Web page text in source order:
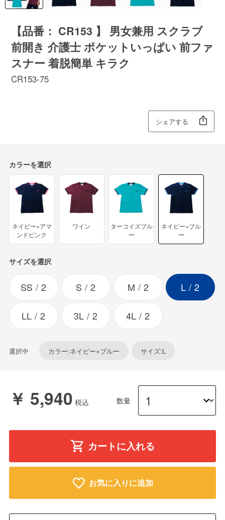
【品番： CR153 】 男女兼用 スクラブ
前開き 介護士 ポケットいっぱい 前ファ
スナー 着脱簡単 キラク
CR153-75
シェアする
カラーを選択
ネイビー×アマ
ンドピンク
ワイン
ターコイズブル
ー
ネイビー×ブル
ー
サイズを選択
SS 2 S 2 M 2 L 2
LL 2 3L 2 4L 2
選択中 カラー:ネイビー×ブルー サイズ:L
￥ 5,940 数量
カートに入れる
お気に入りに追加